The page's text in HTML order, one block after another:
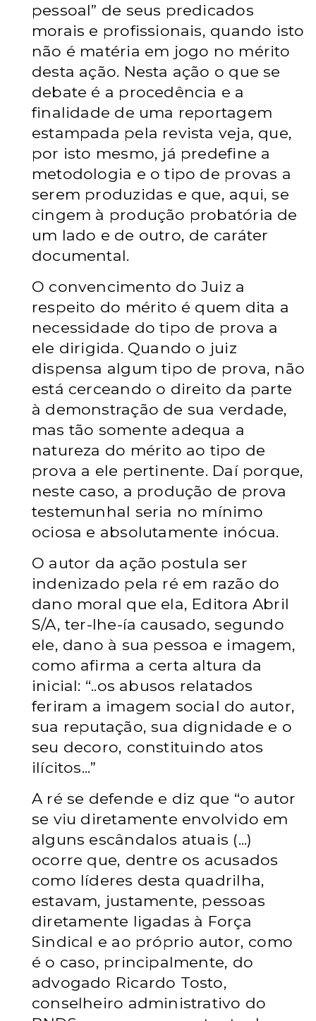
pessoal” de seus predicados
morais e profissionais, quando isto
não é matéria em jogo no mérito
desta ação. Nesta ação o que se
debate é a procedência e a
finalidade de uma reportagem
estampada pela revista veja, que,
por isto mesmo, já predefine a
metodologia e o tipo de provas a
serem produzidas e que, aqui, se
cingem à produção probatória de
um lado e de outro, de caráter
documental.
O convencimento do Juiz a
respeito do mérito é quem dita a
necessidade do tipo de prova a
ele dirigida. Quando o juiz
dispensa algum tipo de prova, não
está cerceando o direito da parte
à demonstração de sua verdade,
mas tão somente adequa a
natureza do mérito ao tipo de
prova a ele pertinente. Daí porque,
neste caso, a produção de prova
testemunhal seria no mínimo
ociosa e absolutamente inócua.
O autor da ação postula ser
indenizado pela ré em razão do
dano moral que ela, Editora Abril
S/A, ter-lhe-ía causado, segundo
ele, dano à sua pessoa e imagem,
como afirma a certa altura da
inicial: “..os abusos relatados
feriram a imagem social do autor,
sua reputação, sua dignidade e o
seu decoro, constituindo atos
ilícitos...”
A ré se defende e diz que “o autor
se viu diretamente envolvido em
alguns escândalos atuais (...)
ocorre que, dentre os acusados
como líderes desta quadrilha,
estavam, justamente, pessoas
diretamente ligadas à Força
Sindical e ao próprio autor, como
é o caso, principalmente, do
advogado Ricardo Tosto,
conselheiro administrativo do